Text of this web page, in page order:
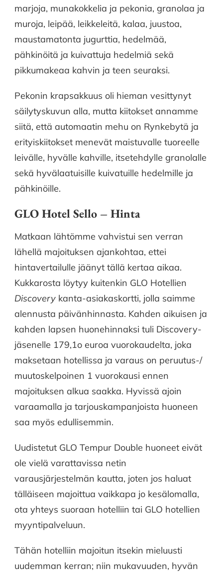
marjoja, munakokkelia ja pekonia, granolaa ja
muroja, leipää, leikkeleitä, kalaa, juustoa,
maustamatonta jugurttia, hedelmää,
pähkinöitä ja kuivattuja hedelmiä sekä
pikkumakeaa kahvin ja teen seuraksi.
Pekonin krapsakkuus oli hieman vesittynyt
säilytyskuvun alla, mutta kiitokset annamme
siitä, että automaatin mehu on Rynkebytä ja
erityiskiitokset menevät maistuvalle tuoreelle
leivälle, hyvälle kahville, itsetehdylle granolalle
sekä hyvälaatuisille kuivatuille hedelmille ja
pähkinöille.
GLO Hotel Sello – Hinta
Matkaan lähtömme vahvistui sen verran
lähellä majoituksen ajankohtaa, ettei
hintavertailulle jäänyt tällä kertaa aikaa.
Kukkarosta löytyy kuitenkin GLO Hotellien
Discovery kanta-asiakaskortti, jolla saimme
alennusta päivänhinnasta. Kahden aikuisen ja
kahden lapsen huonehinnaksi tuli Discovery-
jäsenelle 179,1o euroa vuorokaudelta, joka
maksetaan hotellissa ja varaus on peruutus-/
muutoskelpoinen 1 vuorokausi ennen
majoituksen alkua saakka. Hyvissä ajoin
varaamalla ja tarjouskampanjoista huoneen
saa myös edullisemmin.
Uudistetut GLO Tempur Double huoneet eivät
ole vielä varattavissa netin
varausjärjestelmän kautta, joten jos haluat
tälläiseen majoittua vaikkapa jo kesälomalla,
ota yhteys suoraan hotelliin tai GLO hotellien
myyntipalveluun.
Tähän hotelliin majoitun itsekin mieluusti
uudemman kerran; niin mukavuuden, hyvän